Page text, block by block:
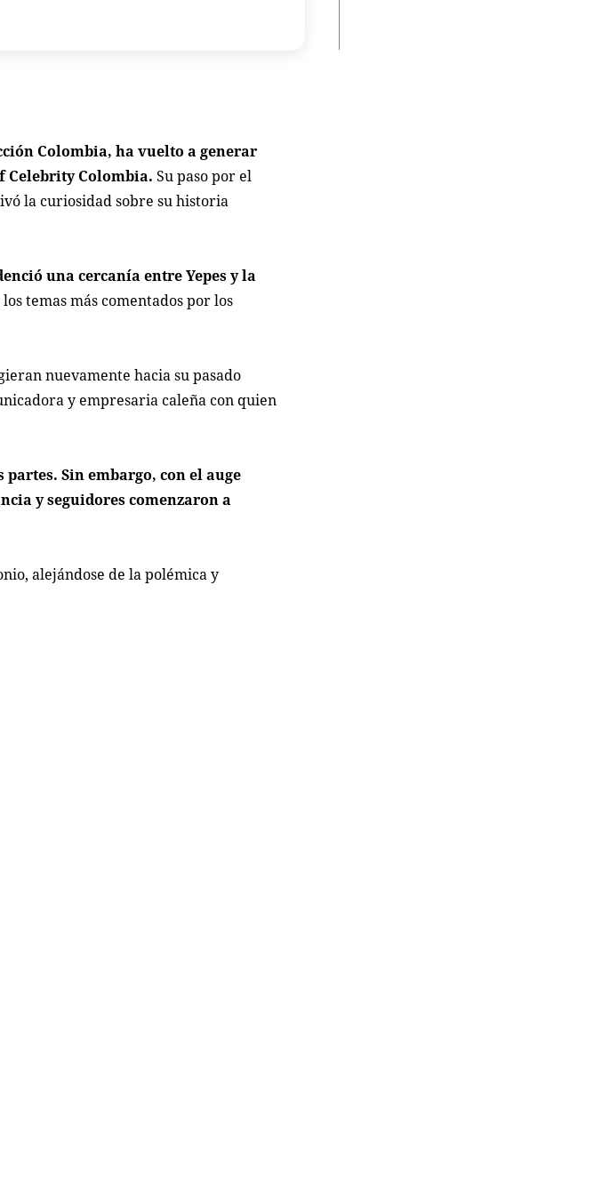
Colombia, ha vuelto a generar
Celebrity Colombia. Su paso por el
la curiosidad sobre su historia
una cercanía entre Yepes y la
temas más comentados por los
nuevamente hacia su pasado
y empresaria caleña con quien
Sin embargo, con el auge
y seguidores comenzaron a
alejándose de la polémica y